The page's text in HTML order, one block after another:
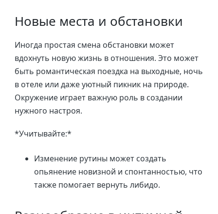
Новые места и обстановки
Иногда простая смена обстановки может
вдохнуть новую жизнь в отношения. Это может
быть романтическая поездка на выходные, ночь
в отеле или даже уютный пикник на природе.
Окружение играет важную роль в создании
нужного настроя.
*Учитывайте:*
Изменение рутины может создать
опьянение новизной и спонтанностью, что
также помогает вернуть либидо.